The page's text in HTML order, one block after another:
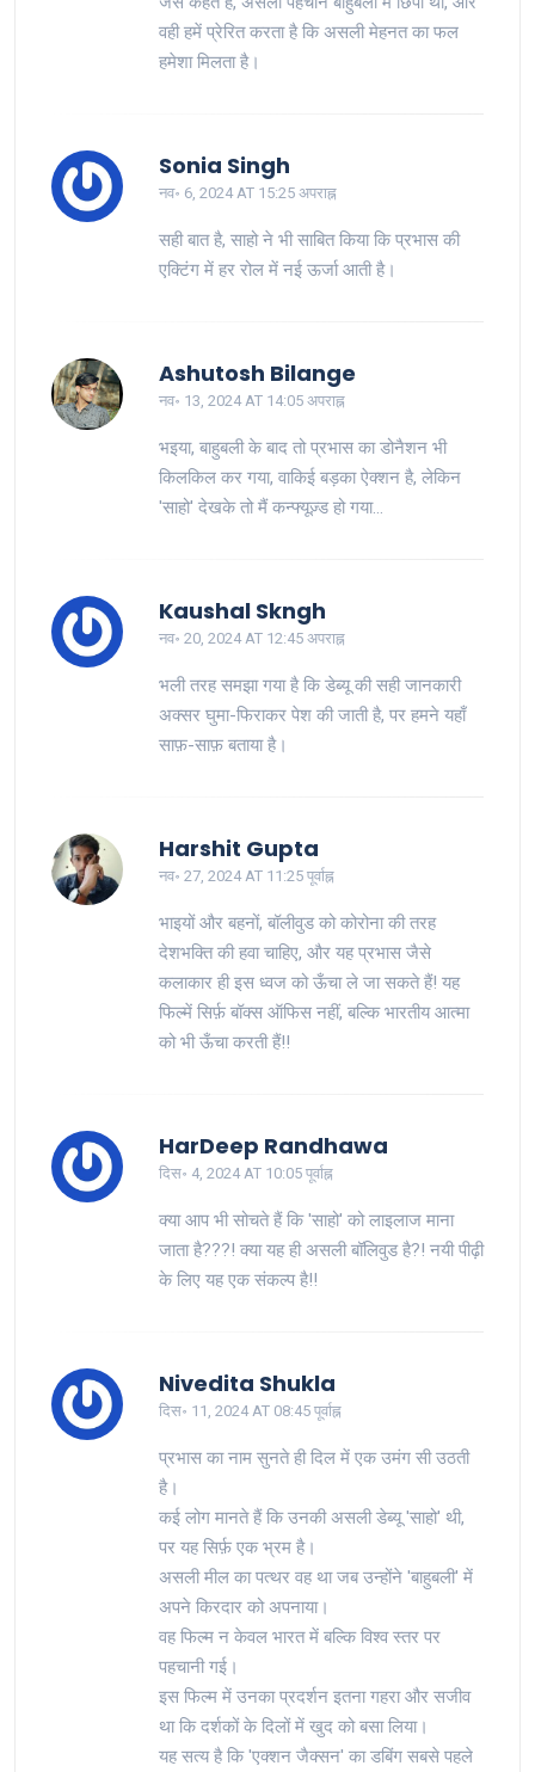
वही हमें प्रेरित करता है कि असली मेहनत का फल
हमेशा मिलता है।
Sonia Singh
नव॰ 6, 2024 AT 15:25 अपराह्न
सही बात है, साहो ने भी साबित किया कि प्रभास की
एक्टिंग में हर रोल में नई ऊर्जा आती है।
Ashutosh Bilange
नव॰ 13, 2024 AT 14:05 अपराह्न
भइया, बाहुबली के बाद तो प्रभास का डोनैशन भी
किलकिल कर गया, वाकि‍ई बड़का ऐक्शन है, लेकिन
'साहो' देखके तो मैं कन्फ्यूज़्ड हो गया…
Kaushal Skngh
नव॰ 20, 2024 AT 12:45 अपराह्न
भली तरह समझा गया है कि डेब्यू की सही जानकारी
अक्सर घुमा-फिराकर पेश की जाती है, पर हमने यहाँ
साफ़-साफ़ बताया है।
Harshit Gupta
नव॰ 27, 2024 AT 11:25 पूर्वाह्न
भाइयों और बहनों, बॉलीवुड को कोरोना की तरह
देशभक्ति की हवा चाहिए, और यह प्रभास जैसे
कलाकार ही इस ध्वज को ऊँचा ले जा सकते हैं! यह
फिल्में सिर्फ़ बॉक्स ऑफिस नहीं, बल्कि भारतीय आत्मा
को भी ऊँचा करती हैं!!
HarDeep Randhawa
दिस॰ 4, 2024 AT 10:05 पूर्वाह्न
क्या आप भी सोचते हैं कि 'साहो' को लाइलाज माना
जाता है???! क्या यह ही असली बॉलिवुड है?! नयी पीढ़ी
के लिए यह एक संकल्प है!!
Nivedita Shukla
दिस॰ 11, 2024 AT 08:45 पूर्वाह्न
प्रभास का नाम सुनते ही दिल में एक उमंग सी उठती
है।
कई लोग मानते हैं कि उनकी असली डेब्यू 'साहो' थी,
पर यह सिर्फ़ एक भ्रम है।
असली मील का पत्थर वह था जब उन्होंने 'बाहुबली' में
अपने किरदार को अपनाया।
वह फिल्म न केवल भारत में बल्कि विश्व स्तर पर
पहचानी गई।
इस फिल्म में उनका प्रदर्शन इतना गहरा और सजीव
था कि दर्शकों के दिलों में खुद को बसा लिया।
यह सत्य है कि 'एक्शन जैक्सन' का डबिंग सबसे पहले